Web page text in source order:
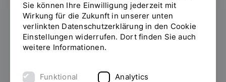
Prof. Dr. Claus Koss
in
Prüfungskommission
der
Sie können Ihre Einwilligung jederzeit mit
Wirkung für die Zukunft in unserer unten
verlinkten Datenschutzerklärung in den Cookie
Einstellungen widerrufen. Dort finden Sie auch
weitere Informationen.
Funktional Analytics